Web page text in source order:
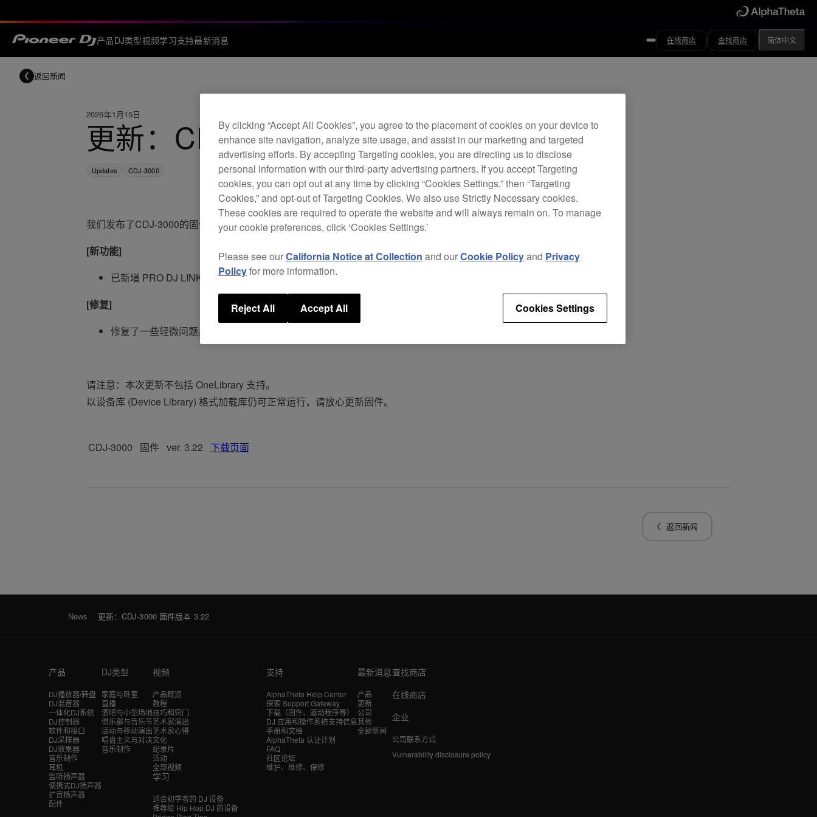
产品DJ类型视频学习支持最新消息 在线商店 查找商店 简体中文
返回新闻
2026年1月15日
更新：CDJ-3000 固件版本 3.22
Updates CDJ-3000
我们发布了CDJ-3000的固件。
[新功能]
已新增 PRO DJ LINK 与 RMX-IGNITE 的兼容性。
[修复]
修复了一些轻微问题。
请注意：本次更新不包括 OneLibrary 支持。
以设备库 (Device Library) 格式加载库仍可正常运行，请放心更新固件。
CDJ-3000 固件 ver. 3.22 下载页面
返回新闻
News 更新：CDJ-3000 固件版本 3.22
产品
DJ播放器/转盘
DJ混音器
一体化DJ系统
DJ控制器
软件和接口
DJ采样器
DJ效果器
音乐制作
耳机
监听扬声器
便携式DJ扬声器
扩音扬声器
配件
DJ类型
家庭与卧室
直播
酒吧与小型场地
俱乐部与音乐节
活动与移动演出
唱盘主义与对决
音乐制作
视频
产品概览
教程
技巧和窍门
艺术家演出
艺术家心得
文化
纪录片
活动
全部视频
学习
适合初学者的 DJ 设备
推荐给 Hip Hop DJ 的设备
支持
AlphaTheta Help Center
探索 Support Gateway
下载（固件、驱动程序等）
DJ 应用和操作系统支持信息
手册和文档
AlphaTheta 认证计划
FAQ
社区论坛
维护、维修、保修
最新消息
产品
更新
公司
其他
全部新闻
查找商店
在线商店
企业
公司联系方式
Vulnerability disclosure policy
By clicking “Accept All Cookies”, you agree to the placement of cookies on your device to
enhance site navigation, analyze site usage, and assist in our marketing and targeted
advertising efforts. By accepting Targeting cookies, you are directing us to disclose
personal information with our third-party advertising partners. If you accept Targeting
cookies, you can opt out at any time by clicking “Cookies Settings,” then “Targeting
Cookies,” and opt-out of Targeting Cookies. We also use Strictly Necessary cookies.
These cookies are required to operate the website and will always remain on. To manage
your cookie preferences, click ‘Cookies Settings.’
Please see ourCalifornia Notice at Collection and ourCookie Policyand Privacy
Policyfor more information.
Cookies Settings
Reject All Accept All